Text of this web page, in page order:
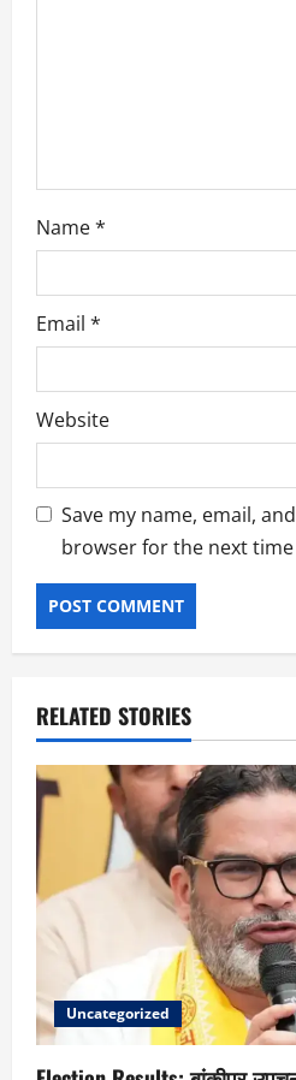
Name*
Email *
Website
Save my name, email,
browser for the next
RELATED STORIES
Uncategorized